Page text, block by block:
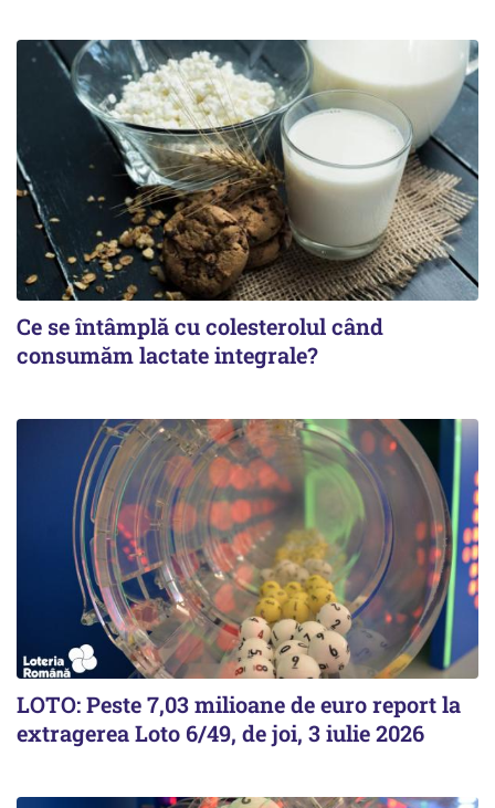
Ce se întâmplă cu colesterolul când
consumăm lactate integrale?
LOTO: Peste 7,03 milioane de euro report la
extragerea Loto 6/49, de joi, 3 iulie 2026